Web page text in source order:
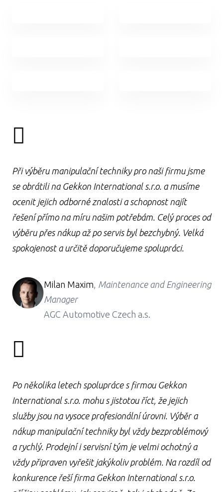
Při výběru manipulační techniky pro naši firmu jsme
se obrátili na Gekkon International s.r.o. a musíme
ocenit jejich odborné znalosti a schopnost najít
řešení přímo na míru našim potřebám. Celý proces od
výběru přes nákup až po servis byl bezchybný. Velká
spokojenost a určitě doporučujeme spolupráci.
Milan Maxim, Maintenance and Engineering
Manager
AGC Automotive Czech a.s.
Po několika letech spolupráce s firmou Gekkon
International s.r.o. mohu s jistotou říct, že jejich
služby jsou na vysoce profesionální úrovni. Výběr a
nákup manipulační techniky byl vždy bezproblémový
a rychlý. Prodejní i servisní tým je velmi ochotný a
vždy připraven vyřešit jakýkoliv problém. Na rozdíl od
konkurence řeší firma Gekkon International s.r.o.